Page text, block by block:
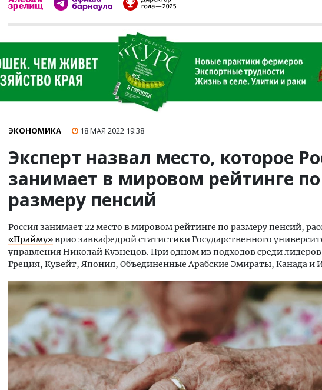
ЭКОНОМИКА 18 МАЯ 2022 19:38
Эксперт назвал место, которое
занимает в мировом рейтинге по
размеру пенсий
Россия занимает 22 место в мировом рейтинге по размеру пенсий,
«Прайму»врио завкафедрой статистики Государственного
управления Николай Кузнецов. При одном из подходов среди лидеров
Греция, Кувейт, Япония, Объединенные Арабские Эмираты, Канада и